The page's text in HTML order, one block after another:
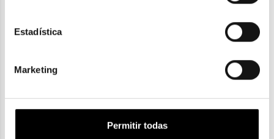
Estadística
Marketing
Permitir todas
CLICK & COLLECT
Recogida en tienda